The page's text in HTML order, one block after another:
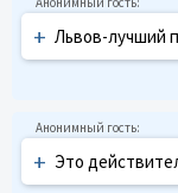
+ Львов-лучший
+ Это